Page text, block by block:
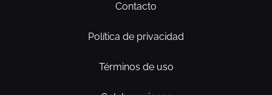
Contacto
Política de privacidad
Términos de uso